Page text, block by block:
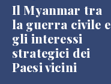
Il Myanmar tra
la guerra civile e
gli interessi
strategici dei
Paesi vicini